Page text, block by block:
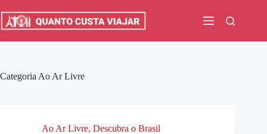
para
Categoria Ao Ar Livre
Ao Ar Livre, Descubra o Brasil